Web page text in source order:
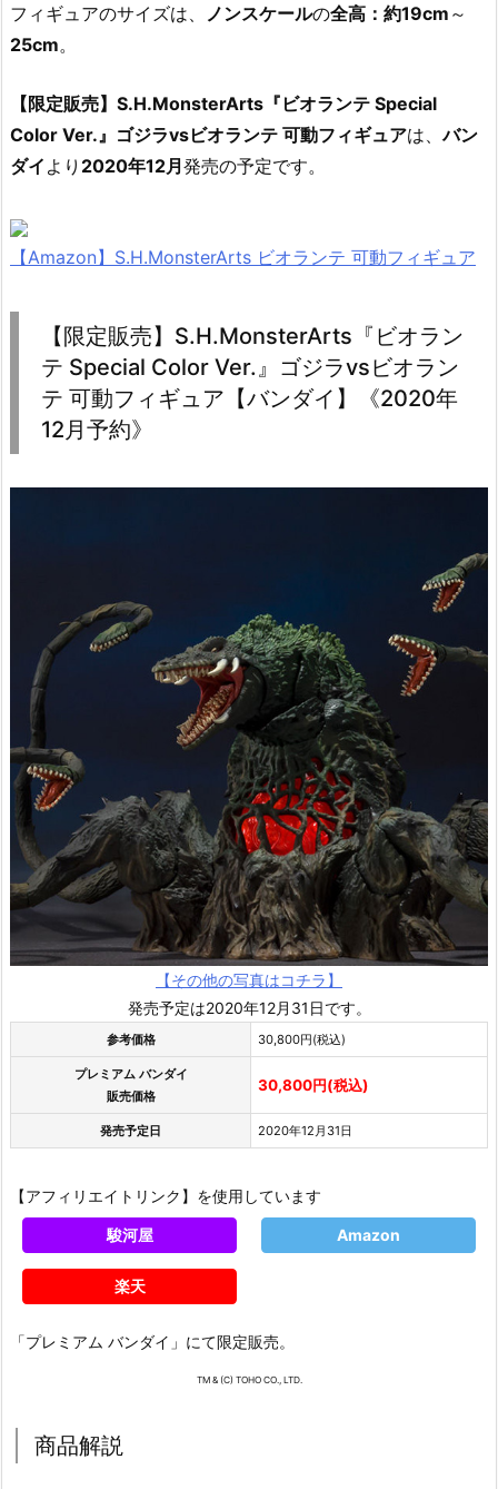
フィギュアのサイズは、 ノンスケールの全高：約19cm ～
25cm。
【限定販売】S.H.MonsterArts『ビオランテ Special
Color Ver.』ゴジラvsビオランテ 可動フィギュアは、バン
ダイ より 2020年12月 発売の予定です。
【Amazon】S.H.MonsterArts ビオランテ 可動フィギュア
【限定販売】S.H.MonsterArts『ビオラン
テ Special Color Ver.』ゴジラvsビオラン
テ 可動フィギュア【バンダイ】《2020年
12月予約》
【その他の写真はコチラ】
発売予定は2020年12月31日です。
参考価格 30,800円(税込)
プレミアム バンダイ
販売価格
30,800円(税込)
発売予定日 2020年12月31日
【アフィリエイトリンク】を使用しています
駿河屋 Amazon
楽天
「プレミアム バンダイ」にて限定販売。
TM & (C) TOHO CO., LTD.
商品解説